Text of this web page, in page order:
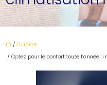
/Cuisine
/ Optez pour le confort toute l’année